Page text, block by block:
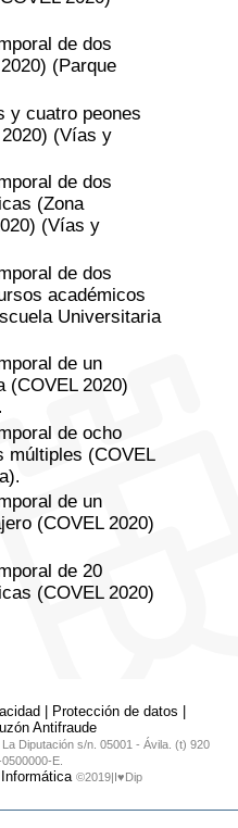
de dos
(Parque
y cuatro peones
(Vías y
de dos
(Zona
(Vías y
de dos
académicos
Universitaria
de un
(COVEL 2020)
.
de ocho
múltiples (COVEL
.
de un
(COVEL 2020)
de 20
(COVEL 2020)
Protección de datos
Antifraude
Diputación s/n. 05001 - Ávila. (t) 920
E.
©2019|I♥Dip